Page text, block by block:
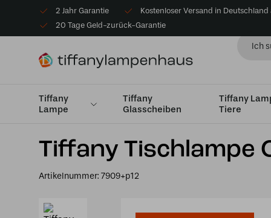
2 Jahr Garantie
Kostenloser Versand in
20 Tage Geld-zurück-Garantie
Tiffany
Lampe
Tiffany
Glasscheiben
Tiffany
Tiere
Startseite Tiffany Tischlampe Tischlampen Medium
Tiffany Tischlampe
Artikelnummer: 7909+p12